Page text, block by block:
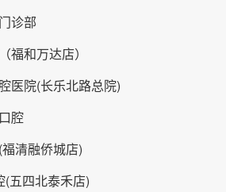
诊部
福和万达店）
医院(长乐北路总院)
腔
清融侨城店)
(五四北泰禾店)